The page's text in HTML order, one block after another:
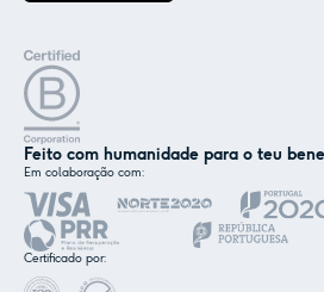
Feito com humanidade para o teu
Em colaboração com:
Certificado por:
Nós e os nossos parceiros
tecnologias semelhantes,
mencionado na